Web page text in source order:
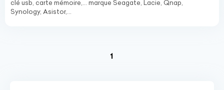
clé usb, carte mémoire,... marque Seagate, Lacie, Qnap,
Synology, Asistor,...
1